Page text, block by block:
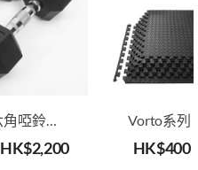
實心包膠六角啞鈴（可選2.5-50kg, 一對發售）
HK$2,200 HK$400